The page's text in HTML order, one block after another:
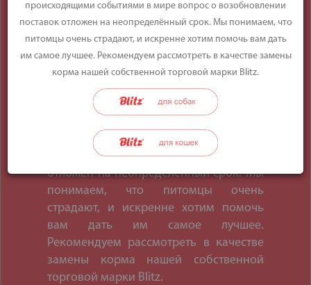
Информируем вас о том, что на
основании указания (ФС-КС-7/16672 от
11.06.2021) Россельхознадзора
запрещены к ввозу на территорию
Российской Федерации корма,
произведенные в Канаде, включая
происходящими событиями в мире
вопрос о возобновлении поставок
отложен на неопределённый срок. Мы
понимаем, что питомцы очень
страдают, и искренне хотим помочь
вам дать им самое лучшее.
Рекомендуем рассмотреть в качестве
замены корма нашей собственной
торговой марки Blitz.
происходящими событиями в мире вопрос о возобновлении
поставок отложен на неопределённый срок. Мы понимаем, что
питомцы очень страдают, и искренне хотим помочь вам дать
им самое лучшее. Рекомендуем рассмотреть в качестве замены
корма нашей собственной торговой марки Blitz.